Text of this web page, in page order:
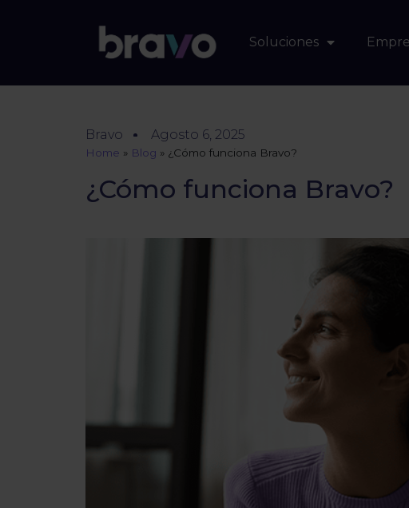
Soluciones
Bravo Agosto 6, 2025
Home » Blog » ¿Cómo funciona Bravo?
¿Cómo funciona Bravo?